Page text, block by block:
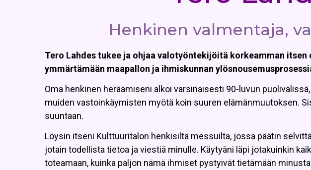
Henkinen valmentaja,
Tero Lahdes tukee ja ohjaa valotyöntekijöitä korkeamman itsen
ymmärtämään maapallon ja ihmiskunnan
Oma henkinen heräämiseni alkoi varsinaisesti 90-luvun
muiden vastoinkäymisten myötä koin suuren elämänmuutoksen.
suuntaan.
Löysin itseni Kulttuuritalon henkisiltä messuilta, jossa päätin
jotain todellista tietoa ja viestiä minulle. Käytyäni läpi jotakuinkin
toteamaan, kuinka paljon nämä ihmiset pystyivät tietämään